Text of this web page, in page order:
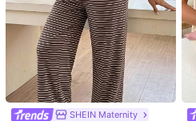
SHEIN Maternity
SHEIN Conjunto de 2 piezas de camiseta de manga corta con cuello redondo y estampado de corazón, y pantalones cortos con cintura ajustable para maternidad
17.032
SHEIN Maternity